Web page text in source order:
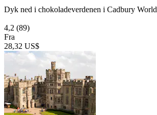
Dyk ned i chokoladeverdenen i Cadbury World
4,2 (89)
Fra
28,32 US$